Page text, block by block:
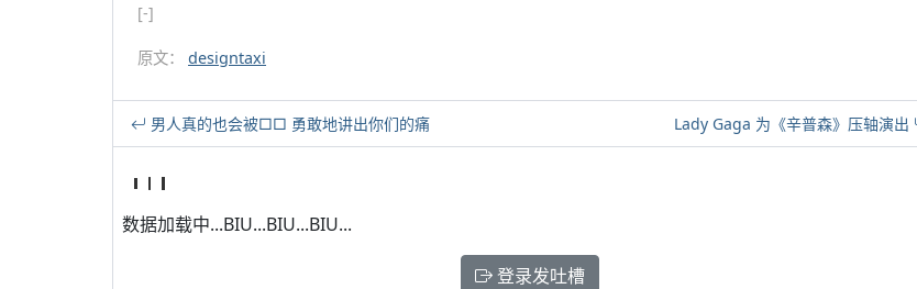
[-]
原文： designtaxi
男人真的也会被□□ 勇敢地讲出你们的痛 Lady Gaga 为《辛普森》压轴演出
数据加载中...BIU...BIU...BIU...
登录发吐槽